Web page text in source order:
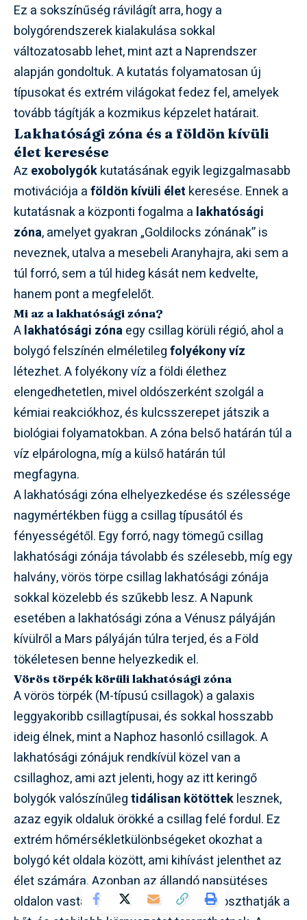
Ez a sokszínűség rávilágít arra, hogy a
bolygórendszerek kialakulása sokkal
változatosabb lehet, mint azt a Naprendszer
alapján gondoltuk. A kutatás folyamatosan új
típusokat és extrém világokat fedez fel, amelyek
tovább tágítják a kozmikus képzelet határait.
Lakhatósági zóna és a földön kívüli
élet keresése
Az exobolygókkutatásának egyik legizgalmasabb
motivációja aföldön kívüli élet keresése. Ennek a
kutatásnak a központi fogalma a lakhatósági
zóna, amelyet gyakran „Goldilocks zónának” is
neveznek, utalva a mesebeli Aranyhajra, aki sem a
túl forró, sem a túl hideg kását nem kedvelte,
hanem pont a megfelelőt.
Mi az a lakhatósági zóna?
Alakhatósági zónaegy csillag körüli régió, ahol a
bolygó felszínén elméletilegfolyékony víz
létezhet. A folyékony víz a földi élethez
elengedhetetlen, mivel oldószerként szolgál a
kémiai reakciókhoz, és kulcsszerepet játszik a
biológiai folyamatokban. A zóna belső határán túl a
víz elpárologna, míg a külső határán túl
megfagyna.
A lakhatósági zóna elhelyezkedése és szélessége
nagymértékben függ a csillag típusától és
fényességétől. Egy forró, nagy tömegű csillag
lakhatósági zónája távolabb és szélesebb, míg egy
halvány, vörös törpe csillag lakhatósági zónája
sokkal közelebb és szűkebb lesz. A Napunk
esetében a lakhatósági zóna a Vénusz pályáján
kívülről a Mars pályáján túlra terjed, és a Föld
tökéletesen benne helyezkedik el.
Vörös törpék körüli lakhatósági zóna
A vörös törpék (M-típusú csillagok) a galaxis
leggyakoribb csillagtípusai, és sokkal hosszabb
ideig élnek, mint a Naphoz hasonló csillagok. A
lakhatósági zónájuk rendkívül közel van a
csillaghoz, ami azt jelenti, hogy az itt keringő
bolygók valószínűlegtidálisan kötötteklesznek,
azaz egyik oldaluk örökké a csillag felé fordul. Ez
extrém hőmérsékletkülönbségeket okozhat a
bolygó két oldala között, ami kihívást jelenthet az
élet számára. Azonban az állandó napsütéses
oldalon vastag légkör vagy óceánok eloszthatják a